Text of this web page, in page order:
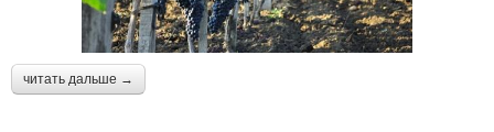
читать дальше →